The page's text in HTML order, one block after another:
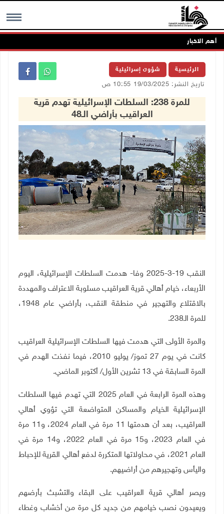
MENU أهم الاخبار
الرئيسية شؤون إسرائيلية
تاريخ النشر: 19/03/2025 10:55 ص
للمرة 238: السلطات الإسرائيلية تهدم قرية
العراقيب بأراضي الـ48
النقب 19-3-2025 وفا- هدمت السلطات الإسرائيلية، اليوم
الأربعاء، خيام أهالي قرية العراقيب مسلوبة الاعتراف والمهددة
بالاقتلاع والتهجير في منطقة النقب، بأراضي عام 1948،
للمرة الـ238
.
والمرة الأولى التي هدمت فيها السلطات الإسرائيلية العراقيب
كانت في يوم 27 تموز/ يوليو 2010، فيما نفذت الهدم في
المرة السابقة في 13 تشرين الأول/ أكتوبر الماضي
.
وهذه المرة الرابعة في العام 2025 التي تهدم فيها السلطات
الإسرائيلية الخيام والمساكن المتواضعة التي تؤوي أهالي
العراقيب، بعد أن هدمتها 11 مرة في العام 2024، و11 مرة
في العام 2023، و15 مرة في العام 2022، و14 مرة في
العام 2021، في محاولاتها المتكررة لدفع أهالي القرية للإحباط
واليأس وتهجيرهم من أراضيهم.
ويصر أهالي قرية العراقيب على البقاء والتشبث بأرضهم
ويعيدون نصب خيامهم من جديد كل مرة من أخشاب وغطاء